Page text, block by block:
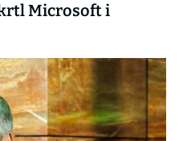
Microsoft i